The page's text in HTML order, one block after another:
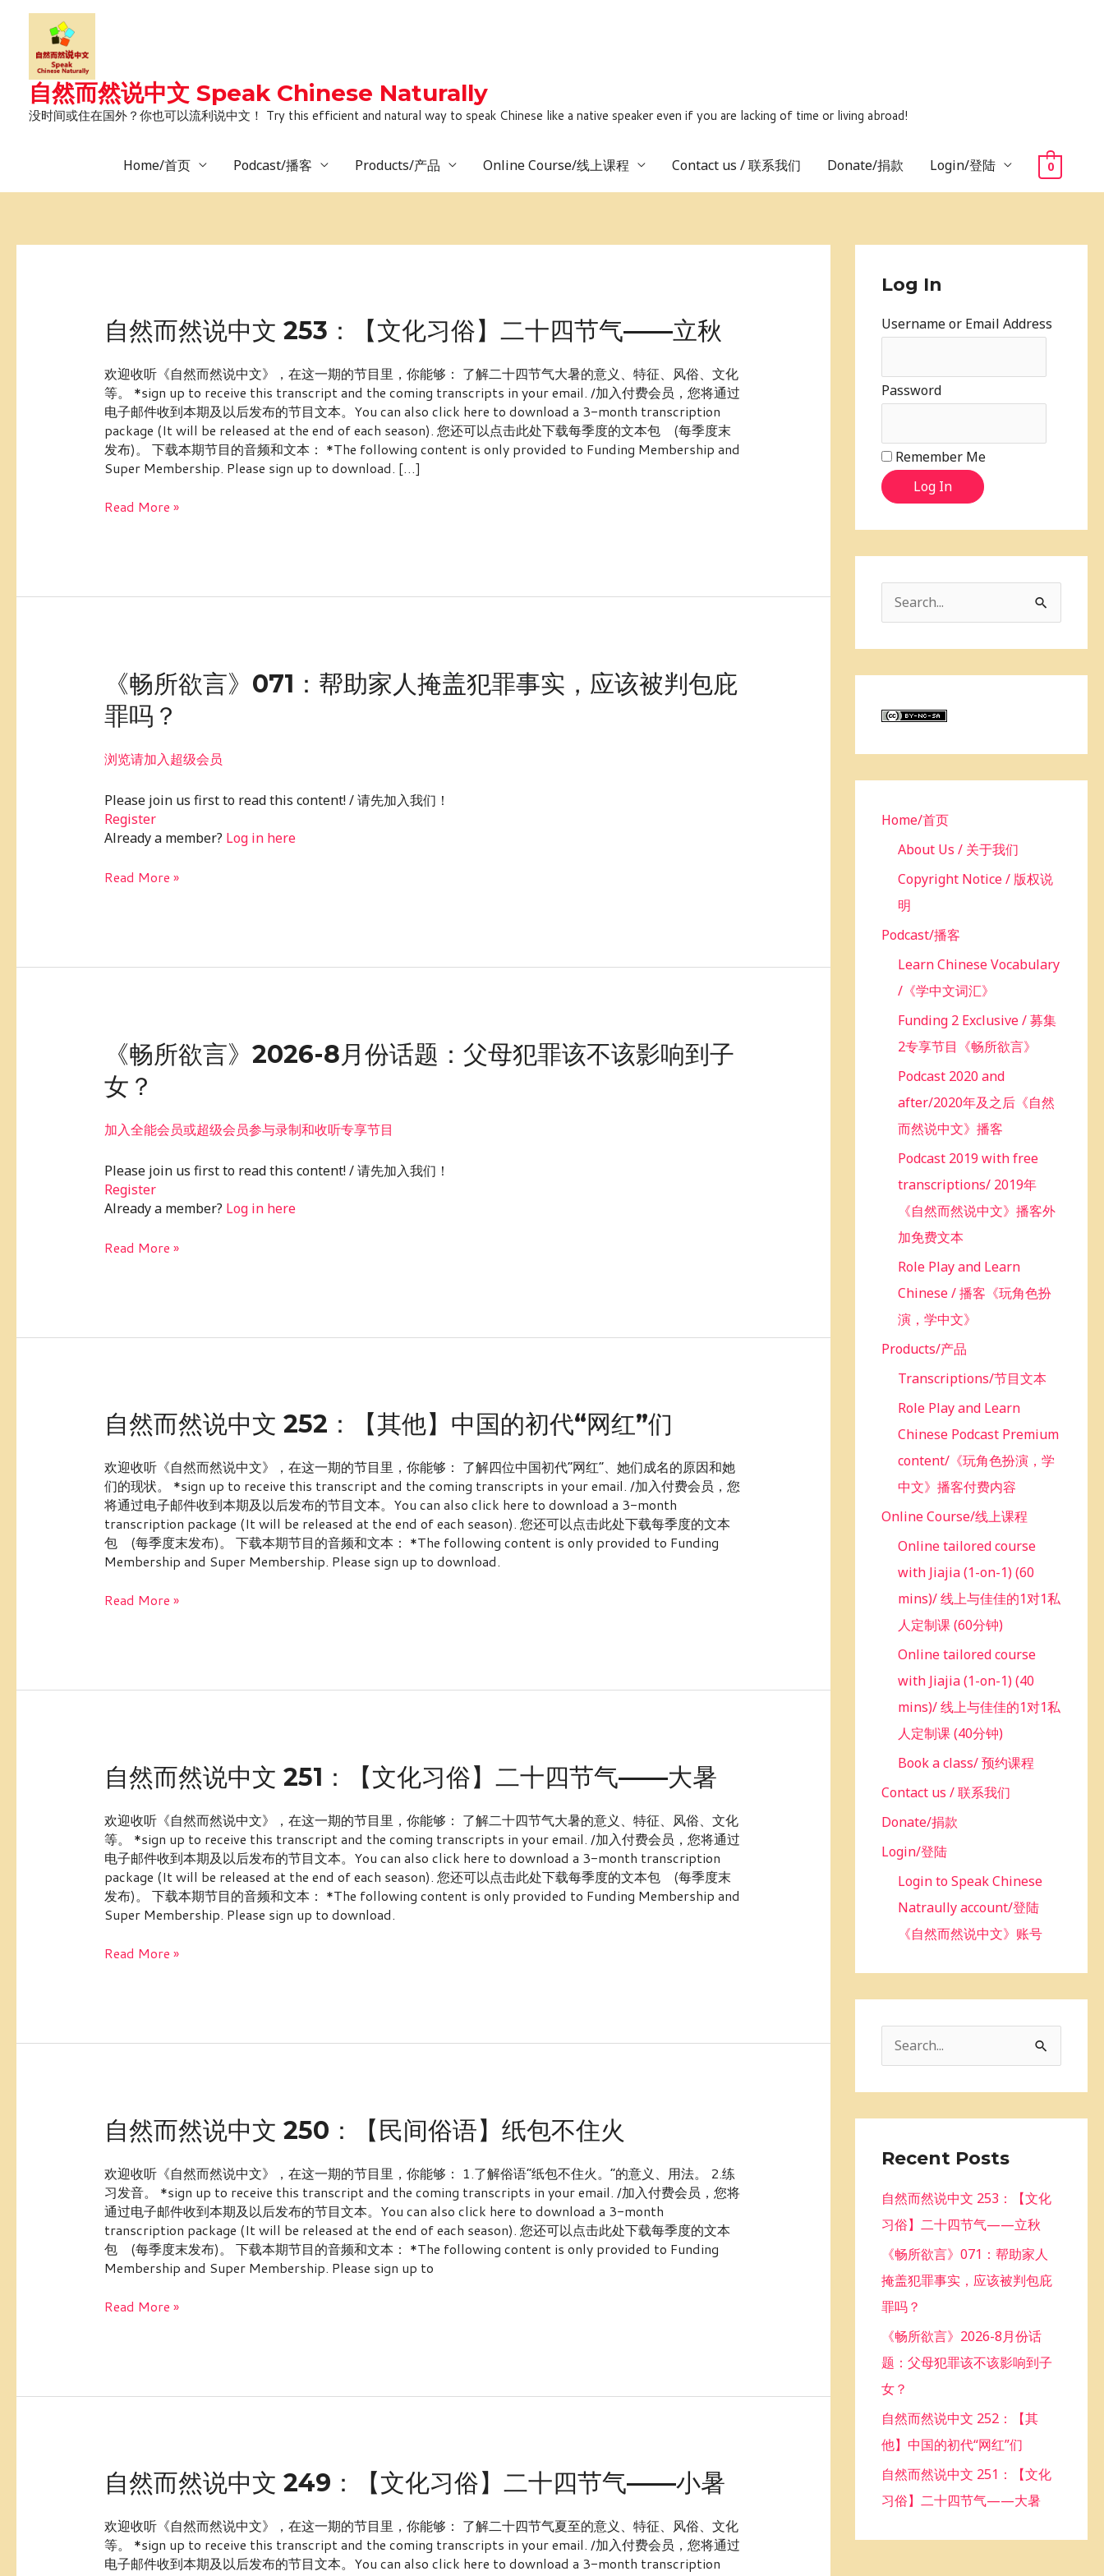
自然而然说中文 Speak Chinese Naturally
没时间或住在国外？你也可以流利说中文！ Try this efficient and natural way to speak Chinese like a native speaker even if you are lacking of time or living abroad!
Home/首页 Podcast/播客 Products/产品 Online Course/线上课程 Contact us / 联系我们 Donate/捐款 Login/登陆 0
自然而然说中文 253：【文化习俗】二十四节气——立秋
欢迎收听《自然而然说中文》，在这一期的节目里，你能够： 了解二十四节气大暑的意义、特征、风俗、文化
等。 *sign up to receive this transcript and the coming transcripts in your email. /加入付费会员，您将通过
电子邮件收到本期及以后发布的节目文本。You can also click here to download a 3-month transcription
package (It will be released at the end of each season). 您还可以点击此处下载每季度的文本包 (每季度末
发布)。 下载本期节目的音频和文本： *The following content is only provided to Funding Membership and
Super Membership. Please sign up to download. […]
自
然
然
说
中
文
253：
【文
习
Read More »
《畅所欲言》071：帮助家人掩盖犯罪事实，应该被判包庇
罪吗？
浏览请加入超级会员
Please join us first to read this content! / 请先加入我们！
Register
Already a member? Log in here
《畅
欲
言》
071：
帮
家
人
掩
犯
罪
吗？
Read More »
《畅所欲言》2026-8月份话题：父母犯罪该不该影响到子
女？
加入全能会员或超级会员参与录制和收听专享节目
Please join us first to read this content! / 请先加入我们！
Register
Already a member? Log in here
《畅
欲
言》
2026-
8
份
话
题：
母
子
Read More »
自然而然说中文 252：【其他】中国的初代“网红”们
欢迎收听《自然而然说中文》，在这一期的节目里，你能够： 了解四位中国初代”网红“、她们成名的原因和她
们的现状。 *sign up to receive this transcript and the coming transcripts in your email. /加入付费会员，您
将通过电子邮件收到本期及以后发布的节目文本。You can also click here to download a 3-month
transcription package (It will be released at the end of each season). 您还可以点击此处下载每季度的文本
包 (每季度末发布)。 下载本期节目的音频和文本： *The following content is only provided to Funding
Membership and Super Membership. Please sign up to download.
自
然
然
说
中
文
252：
【其
中
Read More »
自然而然说中文 251：【文化习俗】二十四节气——大暑
欢迎收听《自然而然说中文》，在这一期的节目里，你能够： 了解二十四节气大暑的意义、特征、风俗、文化
等。 *sign up to receive this transcript and the coming transcripts in your email. /加入付费会员，您将通过
电子邮件收到本期及以后发布的节目文本。You can also click here to download a 3-month transcription
package (It will be released at the end of each season). 您还可以点击此处下载每季度的文本包 (每季度末
发布)。 下载本期节目的音频和文本： *The following content is only provided to Funding Membership and
Super Membership. Please sign up to download.
自
然
然
说
中
文
251：
【文
习
暑
Read More »
自然而然说中文 250：【民间俗语】纸包不住火
欢迎收听《自然而然说中文》，在这一期的节目里，你能够： 1.了解俗语“纸包不住火。”的意义、用法。 2.练
习发音。 *sign up to receive this transcript and the coming transcripts in your email. /加入付费会员，您将
通过电子邮件收到本期及以后发布的节目文本。You can also click here to download a 3-month
transcription package (It will be released at the end of each season). 您还可以点击此处下载每季度的文本
包 (每季度末发布)。 下载本期节目的音频和文本： *The following content is only provided to Funding
Membership and Super Membership. Please sign up to
自
然
然
说
中
文
250：
【民
俗
Read More »
自然而然说中文 249：【文化习俗】二十四节气——小暑
欢迎收听《自然而然说中文》，在这一期的节目里，你能够： 了解二十四节气夏至的意义、特征、风俗、文化
等。 *sign up to receive this transcript and the coming transcripts in your email. /加入付费会员，您将通过
电子邮件收到本期及以后发布的节目文本。You can also click here to download a 3-month transcription
自
然
然
说
中
Log In
Username or Email Address
Password
Remember Me
Log In
c
r
Home/首页
About Us / 关于我们
Copyright Notice / 版权说
明
Podcast/播客
Learn Chinese Vocabulary
/《学中文词汇》
Funding 2 Exclusive / 募集
2专享节目《畅所欲言》
Podcast 2020 and
after/2020年及之后《自然
而然说中文》播客
Podcast 2019 with free
transcriptions/ 2019年
《自然而然说中文》播客外
加免费文本
Role Play and Learn
Chinese / 播客《玩角色扮
演，学中文》
Products/产品
Transcriptions/节目文本
Role Play and Learn
Chinese Podcast Premium
content/《玩角色扮演，学
中文》播客付费内容
Online Course/线上课程
Online tailored course
with Jiajia (1-on-1) (60
mins)/ 线上与佳佳的1对1私
人定制课 (60分钟)
Online tailored course
with Jiajia (1-on-1) (40
mins)/ 线上与佳佳的1对1私
人定制课 (40分钟)
Book a class/ 预约课程
Contact us / 联系我们
Donate/捐款
Login/登陆
Login to Speak Chinese
Natraully account/登陆
《自然而然说中文》账号
c
f
o
:
Recent Posts
自然而然说中文 253：【文化
习俗】二十四节气——立秋
《畅所欲言》071：帮助家人
掩盖犯罪事实，应该被判包庇
罪吗？
《畅所欲言》2026-8月份话
题：父母犯罪该不该影响到子
女？
自然而然说中文 252：【其
他】中国的初代“网红”们
自然而然说中文 251：【文化
习俗】二十四节气——大暑